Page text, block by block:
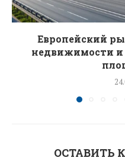
Европейский
недвижимости и
ОСТАВИТЬ